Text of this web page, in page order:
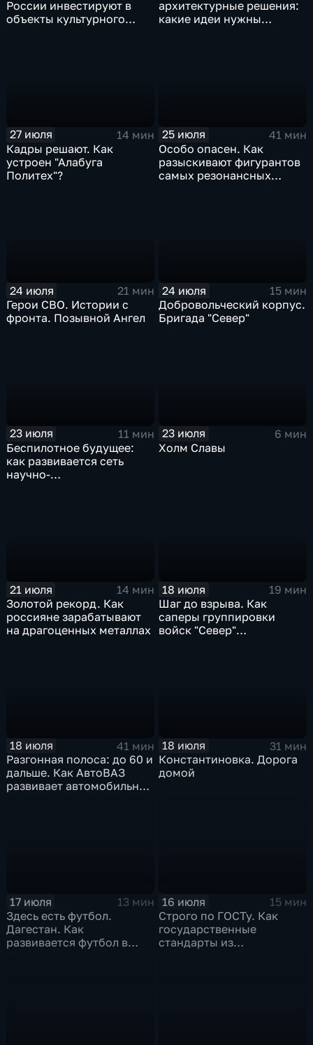
России инвестируют в
объекты культурного
архитектурные решения:
какие идеи нужны
27 июля
14 мин
Кадры решают. Как
устроен "Алабуга
Политех"?
25 июля
41 мин
Особо опасен. Как
разыскивают фигурантов
самых резонансных
24 июля
21 мин
Герои СВО. Истории с
фронта. Позывной Ангел
24 июля
15 мин
Добровольческий корпус.
Бригада "Север"
23 июля
11 мин
Беспилотное будущее:
как развивается сеть
научно-
23 июля
6 мин
Холм Славы
21 июля
14 мин
Золотой рекорд. Как
россияне зарабатывают
на драгоценных металлах
18 июля
19 мин
Шаг до взрыва. Как
саперы группировки
войск "Север"
18 июля
41 мин
Разгонная полоса: до 60 и
дальше. Как АвтоВАЗ
развивает автомобильную
18 июля
31 мин
Константиновка. Дорога
домой
17 июля
13 мин
Здесь есть футбол.
Дагестан. Как
развивается футбол в
16 июля
15 мин
Строго по ГОСТу. Как
государственные
стандарты из